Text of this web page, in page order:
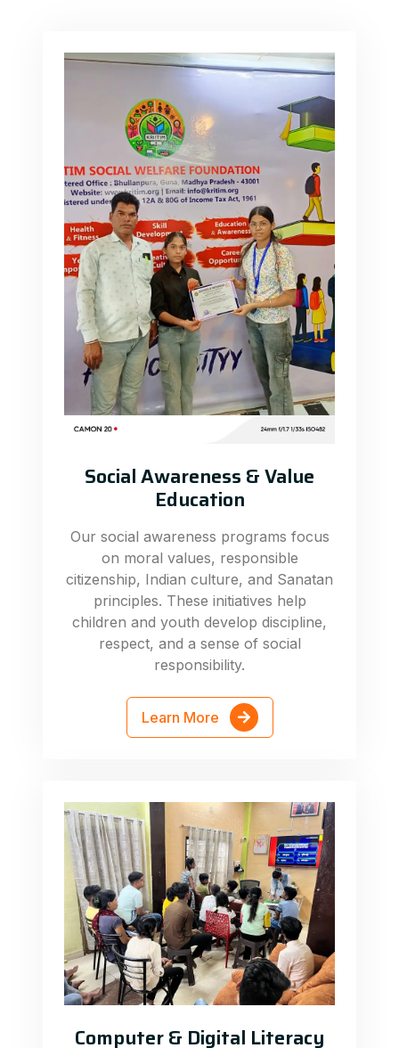
Social Awareness & Value
Education
Our social awareness programs focus
on moral values, responsible
citizenship, Indian culture, and Sanatan
principles. These initiatives help
children and youth develop discipline,
respect, and a sense of social
responsibility.
Learn More
Computer & Digital Literacy